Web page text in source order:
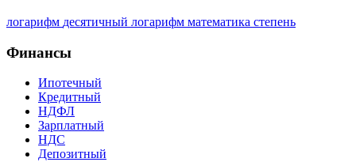
логарифм десятичный логарифм математика степень
Финансы
Ипотечный
Кредитный
НДФЛ
Зарплатный
НДС
Депозитный